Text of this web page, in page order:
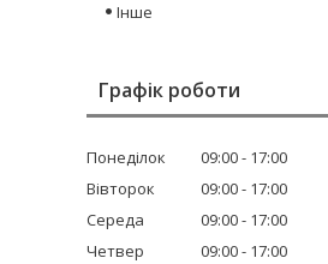
Інше
Графік роботи
Понеділок 09:00
17:00
Вівторок
09:00
17:00
Середа
09:00
17:00
Четвер
09:00
17:00